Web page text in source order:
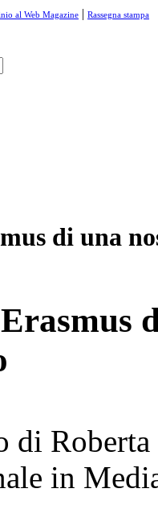
al Web Magazine | Rassegna stampa
di una
di
in